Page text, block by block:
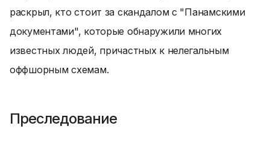
раскрыл, кто стоит за скандалом с "Панамскими
документами", которые обнаружили многих
известных людей, причастных к нелегальным
оффшорным схемам.
Преследование